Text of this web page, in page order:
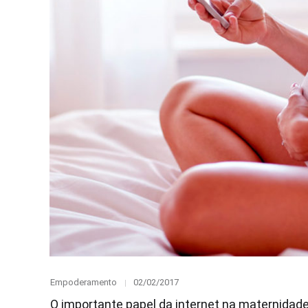
Category
Empoderamento
Posted
02/02/2017
O importante papel da internet na